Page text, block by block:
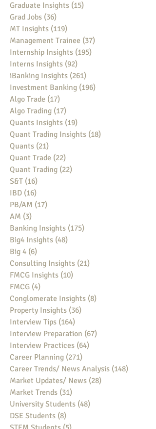
Graduate Insights (15)
Grad Jobs (36)
MT Insights (119)
Management Trainee (37)
Internship Insights (195)
Interns Insights (92)
iBanking Insights (261)
Investment Banking (196)
Algo Trade (17)
Algo Trading (17)
Quants Insights (19)
Quant Trading Insights (18)
Quants (21)
Quant Trade (22)
Quant Trading (22)
S&T (16)
IBD (16)
PB/AM (17)
AM (3)
Banking Insights (175)
Big4 Insights (48)
Big 4 (6)
Consulting Insights (21)
FMCG Insights (10)
FMCG (4)
Conglomerate Insights (8)
Property Insights (36)
Interview Tips (164)
Interview Preparation (67)
Interview Practices (64)
Career Planning (271)
Career Trends/ News Analysis (148)
Market Updates/ News (28)
Market Trends (31)
University Students (48)
DSE Students (8)